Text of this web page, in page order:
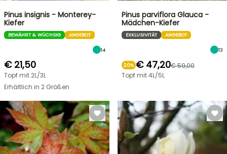
Pinus insignis - Monterey-
Kiefer
BEWÄHRT & WÜCHSIG ANGEBOT
14
€ 21,50
Topf mit 2L/3L
Erhältlich in 2 Größen
Pinus parviflora Glauca -
Mädchen-Kiefer
EXKLUSIVITÄT ANGEBOT
13
20% € 47,20€ 59,00
Topf mit 4L/5L